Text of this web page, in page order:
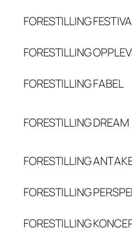
FORESTILLING
FORESTILLING
FORESTILLINGFABEL
FORESTILLINGDREAM
FORESTILLING
FORESTILLING
FORESTILLING